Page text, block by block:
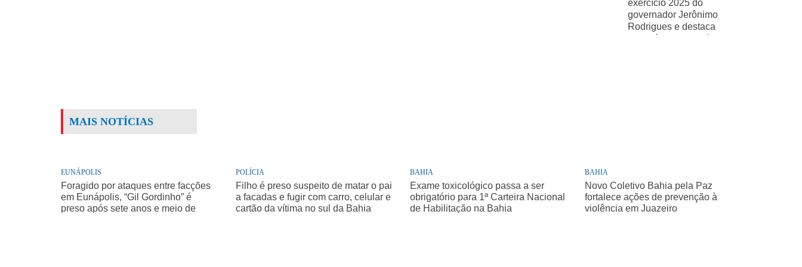
exercício 2025 do
governador Jerônimo
Rodrigues e destaca
MAIS NOTÍCIAS
EUNÁPOLIS
Foragido por ataques entre facções
em Eunápolis, “Gil Gordinho” é
preso após sete anos e meio de
POLÍCIA
Filho é preso suspeito de matar o pai
a facadas e fugir com carro, celular e
cartão da vítima no sul da Bahia
BAHIA
Exame toxicológico passa a ser
obrigatório para 1ª Carteira Nacional
de Habilitação na Bahia
BAHIA
Novo Coletivo Bahia pela Paz
fortalece ações de prevenção à
violência em Juazeiro